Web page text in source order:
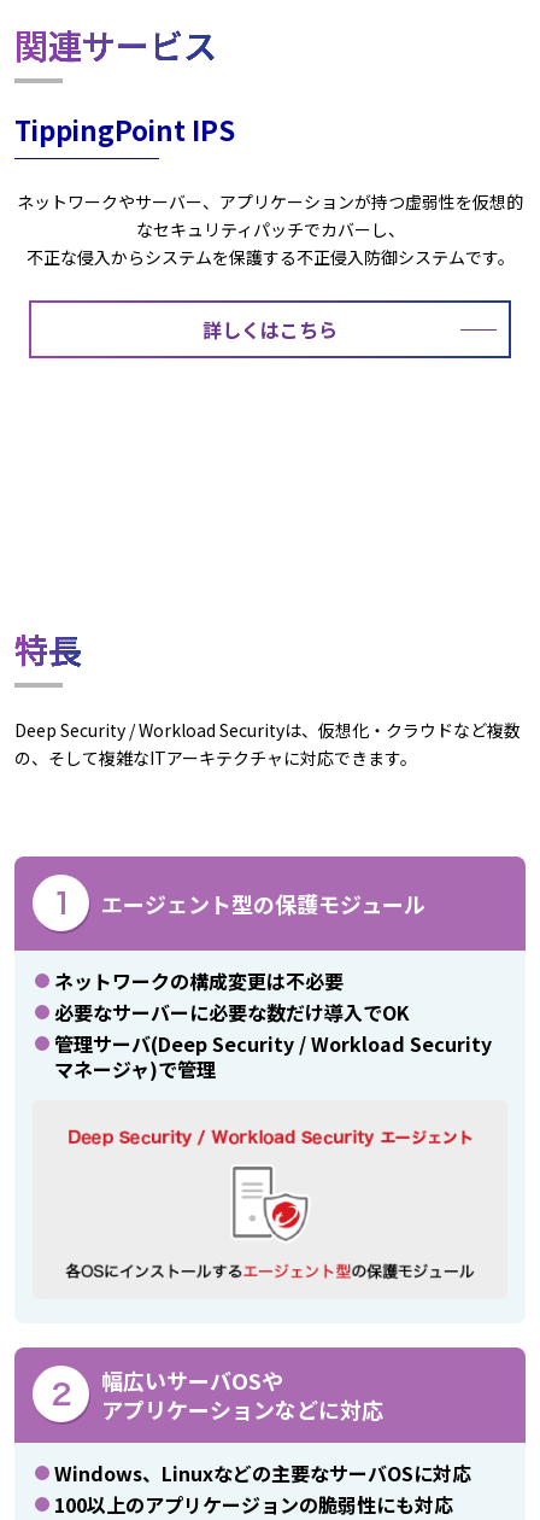
関連サービス
TippingPoint IPS
ネットワークやサーバー、アプリケーションが持つ虚弱性を仮想的
なセキュリティパッチでカバーし、
不正な侵入からシステムを保護する不正侵入防御システムです。
詳しくはこちら
特長
Deep Security / Workload Securityは、仮想化・クラウドなど複数
の、そして複雑なITアーキテクチャに対応できます。
エージェント型の保護モジュール
ネットワークの構成変更は不必要
必要なサーバーに必要な数だけ導入でOK
管理サーバ(Deep Security / Workload Security
マネージャ)で管理
幅広いサーバOSや
アプリケーションなどに対応
Windows、Linuxなどの主要なサーバOSに対応
100以上のアプリケージョンの脆弱性にも対応